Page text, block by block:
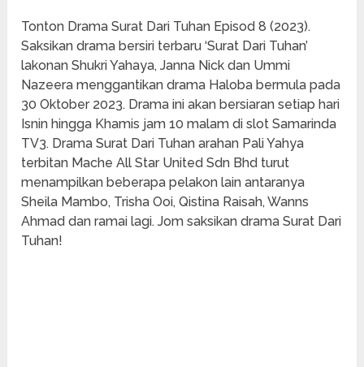
Tonton Drama Surat Dari Tuhan Episod 8 (2023).
Saksikan drama bersiri terbaru ‘Surat Dari Tuhan’
lakonan Shukri Yahaya, Janna Nick dan Ummi
Nazeera menggantikan drama Haloba bermula pada
30 Oktober 2023. Drama ini akan bersiaran setiap hari
Isnin hingga Khamis jam 10 malam di slot Samarinda
TV3. Drama Surat Dari Tuhan arahan Pali Yahya
terbitan Mache All Star United Sdn Bhd turut
menampilkan beberapa pelakon lain antaranya
Sheila Mambo, Trisha Ooi, Qistina Raisah, Wanns
Ahmad dan ramai lagi. Jom saksikan drama Surat Dari
Tuhan!